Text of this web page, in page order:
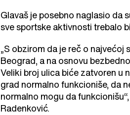
Glavaš je posebno naglasio da
sve sportske aktivnosti trebalo
„S obzirom da je reč o
Beograd, a na osnovu
Veliki broj ulica biće zatvoren u
grad normalno funkcioniše, da
normalno mogu da
Radenković.